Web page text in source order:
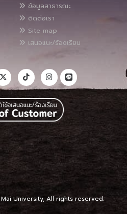
ข้อมูลสาธารณะ
ติดต่อเรา
Site map
เสนอแนะ/ร้องเรียน
University, All rights reserved.